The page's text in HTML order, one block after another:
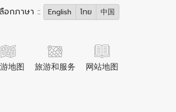
อกภาษา :: English ไทย 中国
地图 旅游和服务 网站地图